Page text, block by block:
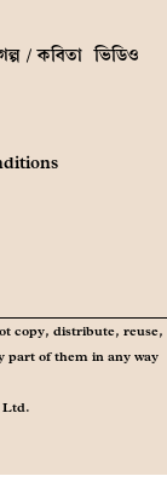
/ কবিতা ভিডিও
copy, distribute, reuse,
part of them in any way
Ltd.